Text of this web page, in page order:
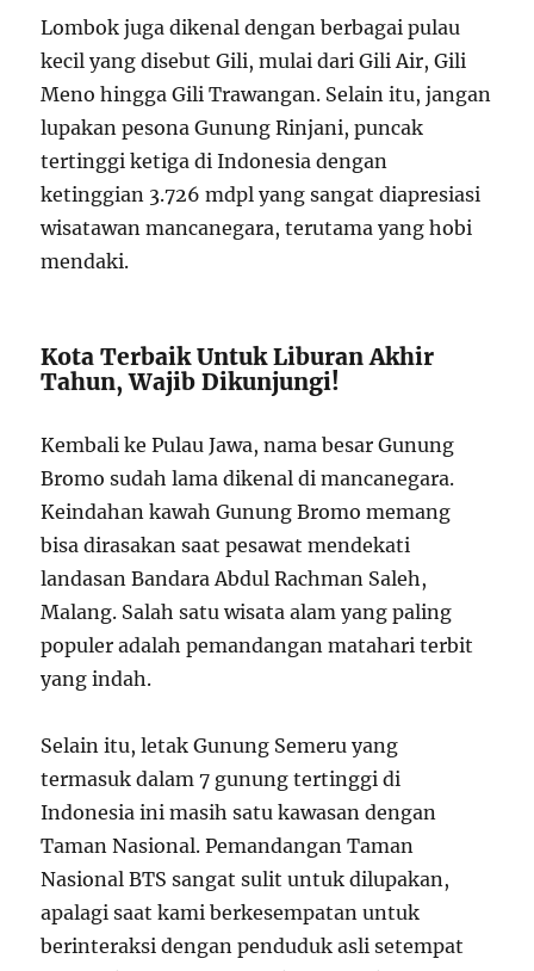
Lombok juga dikenal dengan berbagai pulau
kecil yang disebut Gili, mulai dari Gili Air, Gili
Meno hingga Gili Trawangan. Selain itu, jangan
lupakan pesona Gunung Rinjani, puncak
tertinggi ketiga di Indonesia dengan
ketinggian 3.726 mdpl yang sangat diapresiasi
wisatawan mancanegara, terutama yang hobi
mendaki.
Kota Terbaik Untuk Liburan Akhir
Tahun, Wajib Dikunjungi!
Kembali ke Pulau Jawa, nama besar Gunung
Bromo sudah lama dikenal di mancanegara.
Keindahan kawah Gunung Bromo memang
bisa dirasakan saat pesawat mendekati
landasan Bandara Abdul Rachman Saleh,
Malang. Salah satu wisata alam yang paling
populer adalah pemandangan matahari terbit
yang indah.
Selain itu, letak Gunung Semeru yang
termasuk dalam 7 gunung tertinggi di
Indonesia ini masih satu kawasan dengan
Taman Nasional. Pemandangan Taman
Nasional BTS sangat sulit untuk dilupakan,
apalagi saat kami berkesempatan untuk
berinteraksi dengan penduduk asli setempat